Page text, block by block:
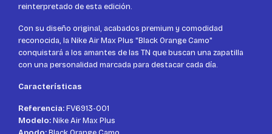
reinterpretado de esta edición.
Con su diseño original, acabados premium y comodidad
reconocida, la Nike Air Max Plus "Black Orange Camo"
conquistará a los amantes de las TN que buscan una zapatilla
con una personalidad marcada para destacar cada día.
Características
Referencia:FV6913-001
Modelo:Nike Air Max Plus